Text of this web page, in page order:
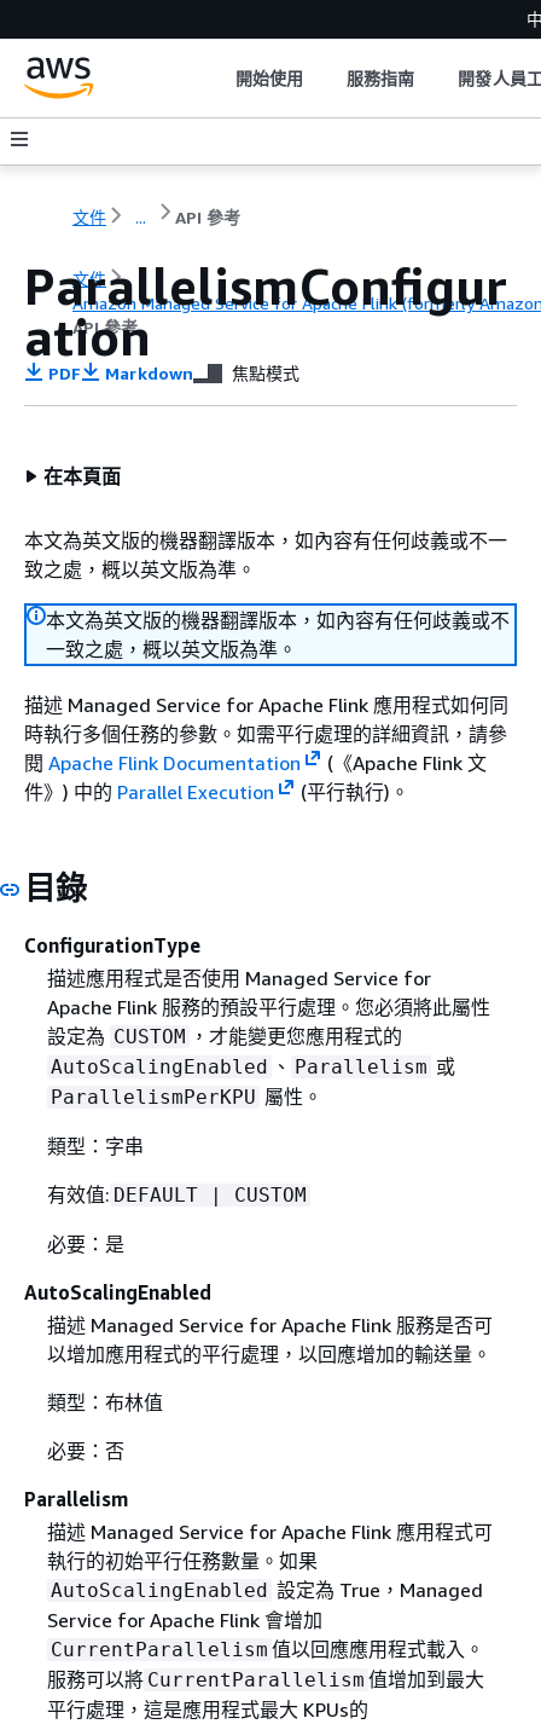
開始使用 服務指南 開發人員
文件 ... API 參考
文件
Amazon Managed Service for Apache Flink (formerly
API 參考
ParallelismConfigur
ation
PDF Markdown 焦點模式
在本頁面
本文為英文版的機器翻譯版本，如內容有任何歧義或不一
致之處，概以英文版為準。
本文為英文版的機器翻譯版本，如內容有任何歧義或不
一致之處，概以英文版為準。
描述 Managed Service for Apache Flink 應用程式如何同
時執行多個任務的參數。如需平行處理的詳細資訊，請參
閱 Apache Flink Documentation
(《Apache Flink 文
件》) 中的 Parallel Execution (平行執行)。
目錄
ConfigurationType
描述應用程式是否使用 Managed Service for
Apache Flink 服務的預設平行處理。您必須將此屬性
設定為 CUSTOM ，才能變更您應用程式的
AutoScalingEnabled 、 Parallelism 或
ParallelismPerKPU 屬性。
類型：字串
有效值: DEFAULT | CUSTOM
必要：是
AutoScalingEnabled
描述 Managed Service for Apache Flink 服務是否可
以增加應用程式的平行處理，以回應增加的輸送量。
類型：布林值
必要：否
Parallelism
描述 Managed Service for Apache Flink 應用程式可
執行的初始平行任務數量。如果
AutoScalingEnabled 設定為 True，Managed
Service for Apache Flink 會增加
CurrentParallelism 值以回應應用程式載入。
服務可以將 CurrentParallelism 值增加到最大
平行處理，這是應用程式最大 KPUs的